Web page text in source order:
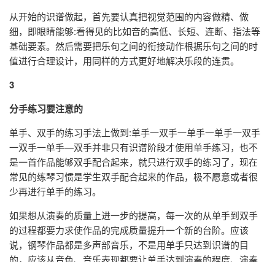
从开始的识谱做起，首先要认真把视觉范围的内容做精、做
细，即眼睛能够:看得见的比如音的高低、长短、连断、指法等
基础要素。然后需要把乐句之间的衔接动作根据乐句之间的时
值进行合理设计，用同样的方式更好地解决乐段的连贯。
3
分手练习要注意的
单手、双手的练习手法上做到:单手一双手一单手一单手一双手
一双手一单手—双手并非只有识谱阶段才使用单手练习，也不
是一首作品能够双手配合起来，就只进行双手的练习了，现在
常见的练琴习惯是学生双手配合起来的作品，极不愿意或者很
少再进行单手的练习。
如果想从演奏的质量上进一步的提高，每一次的从单手到双手
的过程都要力求使作品的完成质量提升一个新的台阶。应该
说，钢琴作品都是多声部音乐，不是用单手只达到识谱的目
的，应该从音色、音乐表现都要让单手达到演奏的程度、演奏